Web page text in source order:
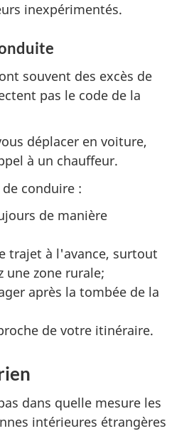
inexpérimentés.
souvent des excès de
pas le code de la
déplacer en voiture,
à un chauffeur.
conduire :
de manière
trajet à l'avance, surtout
une zone rurale;
après la tombée de la
de votre itinéraire.
dans quelle mesure les
intérieures étrangères